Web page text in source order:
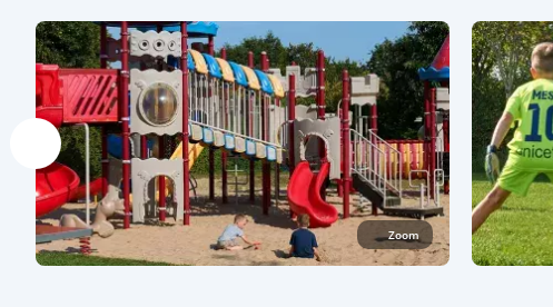
Zoom